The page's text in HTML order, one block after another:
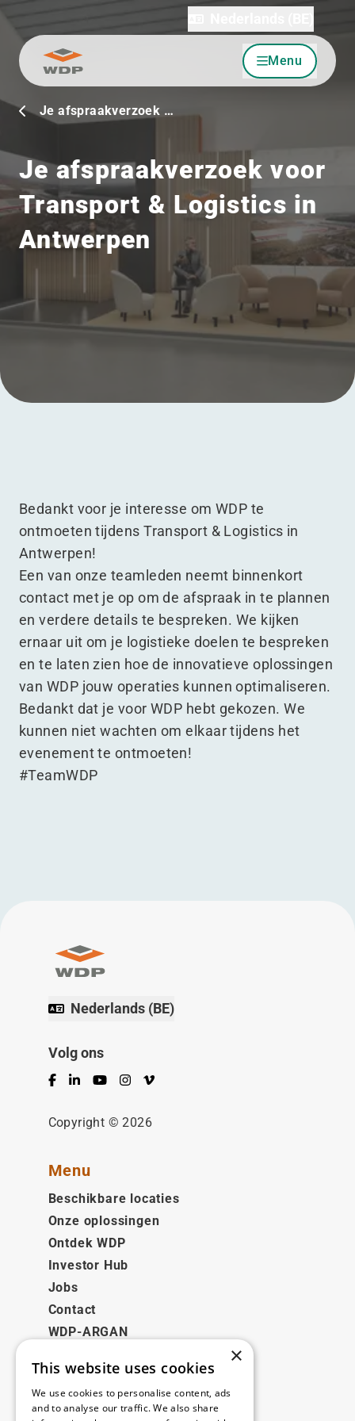
Ga naar inhoud Menu
Je afspraakverzoek …
Je afspraakverzoek voor
Transport & Logistics in
Antwerpen
Bedankt voor je interesse om WDP te
ontmoeten tijdens Transport & Logistics in
Antwerpen!
Een van onze teamleden neemt binnenkort
contact met je op om de afspraak in te plannen
en verdere details te bespreken. We kijken
ernaar uit om je logistieke doelen te bespreken
en te laten zien hoe de innovatieve oplossingen
van WDP jouw operaties kunnen optimaliseren.
Bedankt dat je voor WDP hebt gekozen. We
kunnen niet wachten om elkaar tijdens het
evenement te ontmoeten!
#TeamWDP
Nederlands (BE)
Volg ons
Facebook
LinkedInYouTubeInstagram
Vimeo
Copyright © 2026
Menu
Beschikbare locaties
Onze oplossingen
Ontdek WDP
Investor Hub
Jobs
Contact
WDP-ARGAN
Juridisch
Disclaimer
×
This website uses cookies
We use cookies to personalise content, ads
and to analyse our traffic. We also share